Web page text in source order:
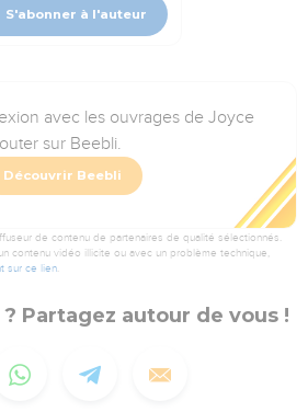
S'abonner à l'auteur
avec les ouvrages de Joyce
sur Beebli.
Découvrir Beebli
de contenu de partenaires de qualité sélectionnés.
contenu vidéo illicite ou avec un problème technique,
sur ce lien.
Partagez autour de vous !